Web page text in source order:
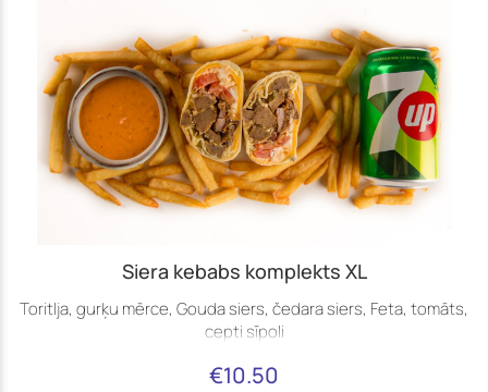
Siera kebabs komplekts XL
Toritlja, gurķu mērce, Gouda siers, čedara siers, Feta, tomāts,
cepti sīpoli
€10.50